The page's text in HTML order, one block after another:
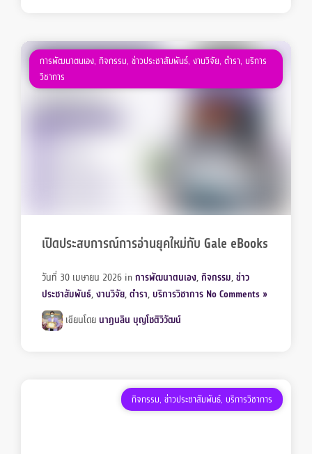
การพัฒนาตนเอง, กิจกรรม, ข่าวประชาสัมพันธ์, งานวิจัย, ตำรา, บริการ
วิชาการ
เปิดประสบการณ์การอ่านยุคใหม่กับ Gale eBooks
วันที่ 30 เมษายน 2026 inการพัฒนาตนเอง,กิจกรรม,ข่าว
ประชาสัมพันธ์,งานวิจัย,ตำรา, บริการวิชาการ No Comments »
เขียนโดย นาฏนลิน บุญโชติวิวัฒน์
กิจกรรม, ข่าวประชาสัมพันธ์, บริการวิชาการ